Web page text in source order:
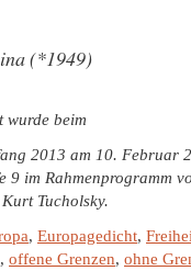
(*1949)
wurde beim
2013 am 10. Februar
9 im Rahmenprogramm
Tucholsky.
, Europagedicht,
, offene Grenzen, ohne